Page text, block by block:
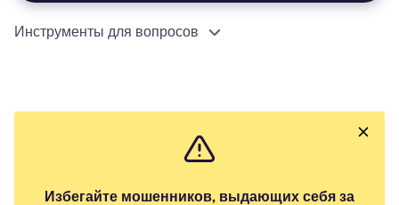
Инструменты для вопросов
Избегайте мошенников, выдающих себя за